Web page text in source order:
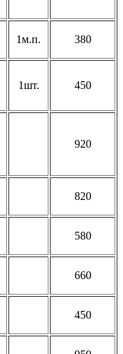
1м.п. 380
1шт. 450
920
820
580
660
450